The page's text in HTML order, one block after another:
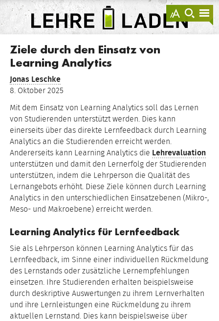
anzeigen
zur
Suche
LEHRE
LADEN
Ziele durch den Einsatz von
Learning Analytics
Jonas Leschke
8. Oktober 2025
Mit dem Einsatz von Learning Analytics soll das Lernen
von Studierenden unterstützt werden. Dies kann
einerseits über das direkte Lernfeedback durch Learning
Analytics an die Studierenden erreicht werden.
Andererseits kann Learning Analytics die Lehrevaluation
unterstützen und damit den Lernerfolg der Studierenden
unterstützen, indem die Lehrperson die Qualität des
Lernangebots erhöht. Diese Ziele können durch Learning
Analytics in den unterschiedlichen Einsatzebenen (Mikro-,
Meso- und Makroebene) erreicht werden.
Learning Analytics für Lernfeedback
Sie als Lehrperson können Learning Analytics für das
Lernfeedback, im Sinne einer individuellen Rückmeldung
des Lernstands oder zusätzliche Lernempfehlungen
einsetzen. Ihre Studierenden erhalten beispielsweise
durch deskriptive Auswertungen zu ihrem Lernverhalten
und ihre Lernleistungen eine Rückmeldung zu ihrem
aktuellen Lernstand. Dies kann beispielsweise über